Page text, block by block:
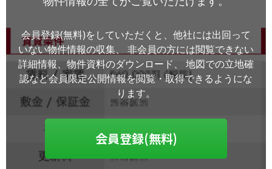
会員登録(無料)をしていただくと、他社には出回って
いない物件情報の収集、
非会員の方には閲覧できない
詳細情報、物件資料のダウンロード、
地図での立地確
認など会員限定公開情報を閲覧・取得できるようにな
ります。
会員登録(無料)